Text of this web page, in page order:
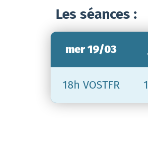
Les séances :
mer 19/03
18h VOSTFR